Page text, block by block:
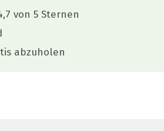
von 5 Sternen
abzuholen